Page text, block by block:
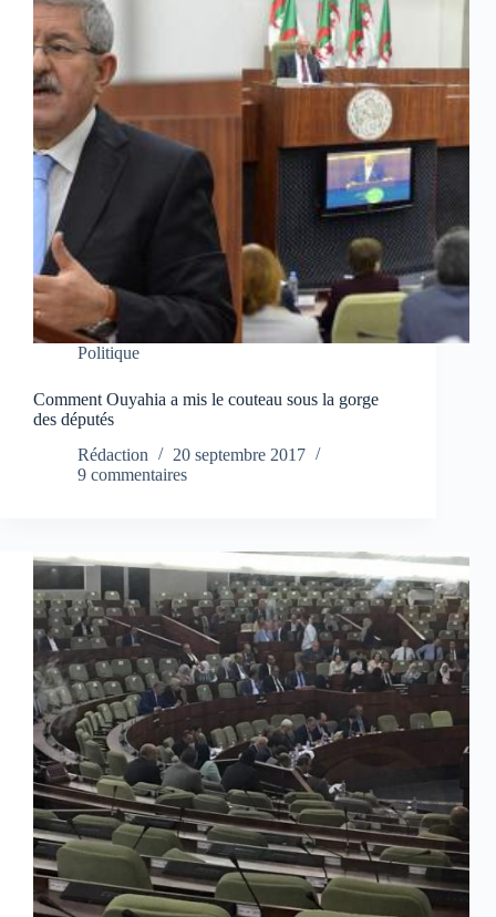
Politique
Comment Ouyahia a mis le couteau sous la gorge
des députés
Rédaction
20 septembre 2017
9 commentaires